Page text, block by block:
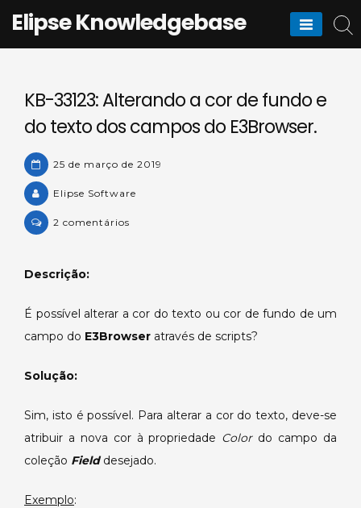
Elipse Knowledgebase
KB-33123: Alterando a cor de fundo e
do texto dos campos do E3Browser.
25 de março de 2019
Elipse Software
2 comentários
cor
de
texto
dos
do
Descrição:
É possível alterar a cor do texto ou cor de fundo de um
campo do E3Browser através de scripts?
Solução:
Sim, isto é possível. Para alterar a cor do texto, deve-se
atribuir a nova cor à propriedade Color do campo da
coleção Field desejado.
Exemplo: